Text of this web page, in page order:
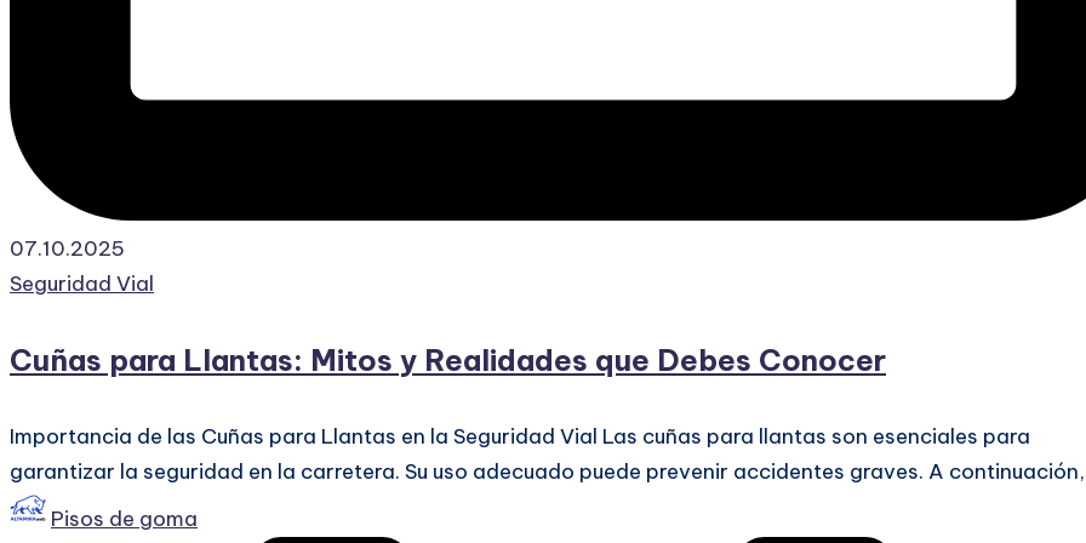
07.10.2025
Publicado
Seguridad Vial
Cuñas para Llantas: Mitos y Realidades que Debes Conocer
Importancia de las Cuñas para Llantas en la Seguridad Vial Las cuñas para llantas son esenciales para
garantizar la seguridad en la carretera. Su uso adecuado puede prevenir accidentes graves. A
PublicadoPisos de goma